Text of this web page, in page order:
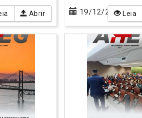
Abrir 19/12/2025Leia